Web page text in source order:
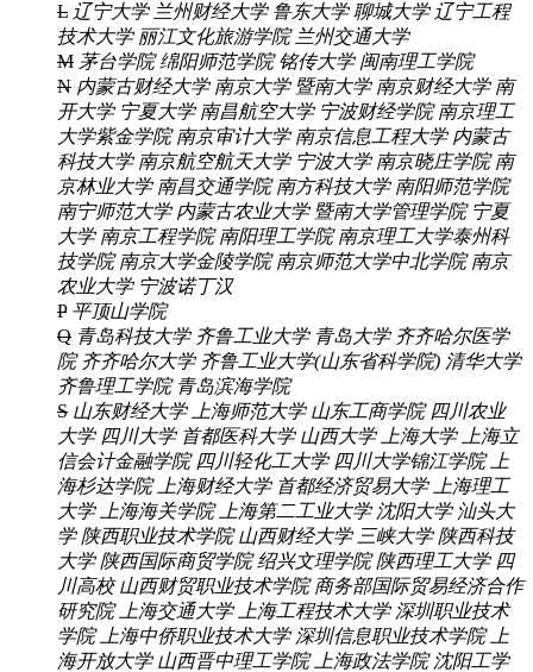
L 辽宁大学 兰州财经大学 鲁东大学 聊城大学 辽宁工程
技术大学 丽江文化旅游学院 兰州交通大学
M 茅台学院 绵阳师范学院 铭传大学 闽南理工学院
N 内蒙古财经大学 南京大学 暨南大学 南京财经大学 南
开大学 宁夏大学 南昌航空大学 宁波财经学院 南京理工
大学紫金学院 南京审计大学 南京信息工程大学 内蒙古
科技大学 南京航空航天大学 宁波大学 南京晓庄学院 南
京林业大学 南昌交通学院 南方科技大学 南阳师范学院
南宁师范大学 内蒙古农业大学 暨南大学管理学院 宁夏
大学 南京工程学院 南阳理工学院 南京理工大学泰州科
技学院 南京大学金陵学院 南京师范大学中北学院 南京
农业大学 宁波诺丁汉
P 平顶山学院
Q 青岛科技大学 齐鲁工业大学 青岛大学 齐齐哈尔医学
院 齐齐哈尔大学 齐鲁工业大学(山东省科学院) 清华大学
齐鲁理工学院 青岛滨海学院
S 山东财经大学 上海师范大学 山东工商学院 四川农业
大学 四川大学 首都医科大学 山西大学 上海大学
上海立
信会计金融学院 四川轻化工大学 四川大学锦江学院
上
海杉达学院
上海财经大学 首都经济贸易大学
上海理工
大学
上海海关学院 上海第二工业大学 沈阳大学 汕头大
学 陕西职业技术学院 山西财经大学 三峡大学 陕西科技
大学 陕西国际商贸学院 绍兴文理学院 陕西理工大学 四
川高校 山西财贸职业技术学院 商务部国际贸易经济合作
研究院
上海交通大学 上海工程技术大学 深圳职业技术
学院
上海中侨职业技术大学 深圳信息职业技术学院
上
海开放大学 山西晋中理工学院 上海政法学院 沈阳工学